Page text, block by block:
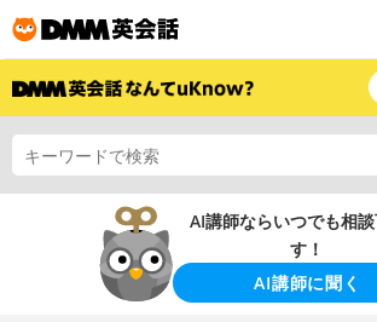
AI講師ならいつでも相
す！
AI講師に聞く